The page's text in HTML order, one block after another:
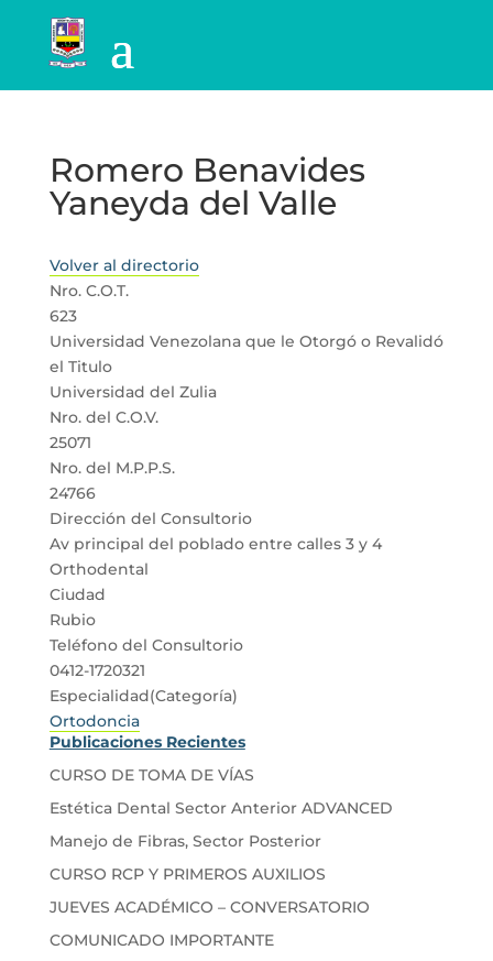
Romero Benavides
Yaneyda del Valle
Volver al directorio
Nro. C.O.T.
623
Universidad Venezolana que le Otorgó o Revalidó
el Titulo
Universidad del Zulia
Nro. del C.O.V.
25071
Nro. del M.P.P.S.
24766
Dirección del Consultorio
Av principal del poblado entre calles 3 y 4
Orthodental
Ciudad
Rubio
Teléfono del Consultorio
0412-1720321
Especialidad(Categoría)
Ortodoncia
Publicaciones Recientes
CURSO DE TOMA DE VÍAS
Estética Dental Sector Anterior ADVANCED
Manejo de Fibras, Sector Posterior
CURSO RCP Y PRIMEROS AUXILIOS
JUEVES ACADÉMICO – CONVERSATORIO
COMUNICADO IMPORTANTE